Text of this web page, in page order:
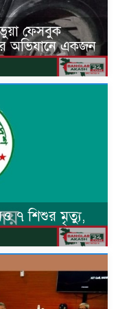
ভুয়া ফেসবুক
অভিযানে একজন
৭ শিশুর মৃত্যু,